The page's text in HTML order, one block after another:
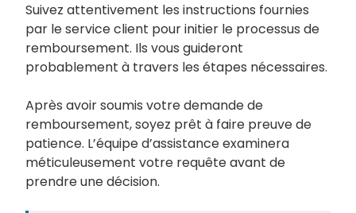
Suivez attentivement les instructions fournies
par le service client pour initier le processus de
remboursement. Ils vous guideront
probablement à travers les étapes nécessaires.
Après avoir soumis votre demande de
remboursement, soyez prêt à faire preuve de
patience. L’équipe d’assistance examinera
méticuleusement votre requête avant de
prendre une décision.